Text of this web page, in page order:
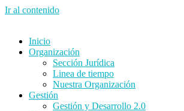
Ir al contenido
Inicio
Organización
Sección Jurídica
Linea de tiempo
Nuestra Organización
Gestión
Gestión y Desarrollo 2.0